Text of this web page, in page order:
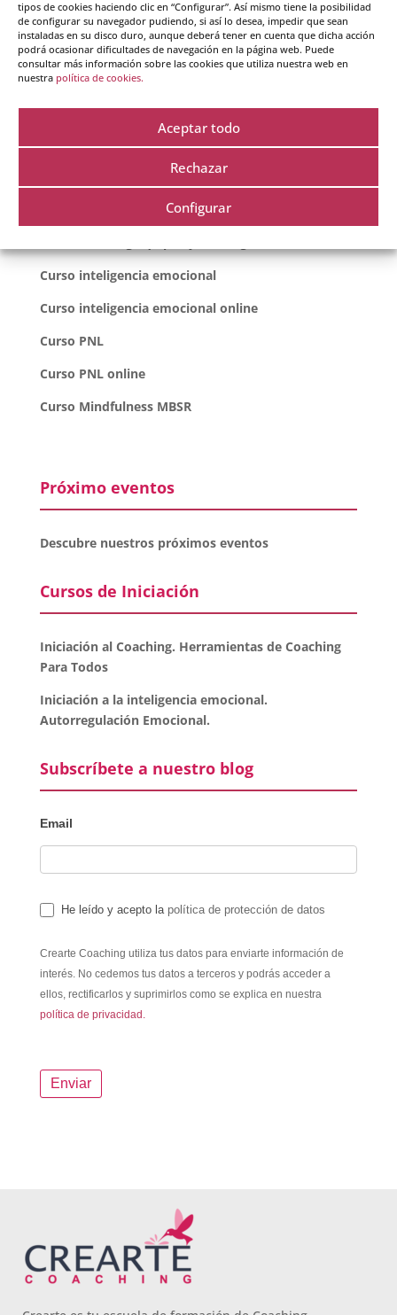
tipos de cookies haciendo clic en “Configurar”. Así mismo tiene la posibilidad
de configurar su navegador pudiendo, si así lo desea, impedir que sean
instaladas en su disco duro, aunque deberá tener en cuenta que dicha acción
podrá ocasionar dificultades de navegación en la página web. Puede
consultar más información sobre las cookies que utiliza nuestra web en
nuestra política de cookies.
Aceptar todo
Rechazar
Configurar
Cursos destacados
Curso coaching online
Curso inteligencia emocional
Curso inteligencia emocional online
Curso PNL
Curso PNL online
Curso Mindfulness MBSR
Próximo eventos
Descubre nuestros próximos eventos
Cursos de Iniciación
Iniciación al Coaching. Herramientas de Coaching
Para Todos
Iniciación a la inteligencia emocional.
Autorregulación Emocional.
Subscríbete a nuestro blog
Email
He leído y acepto la política de protección de datos
Crearte Coaching utiliza tus datos para enviarte información de
interés. No cedemos tus datos a terceros y podrás acceder a
ellos, rectificarlos y suprimirlos como se explica en nuestra
política de privacidad.